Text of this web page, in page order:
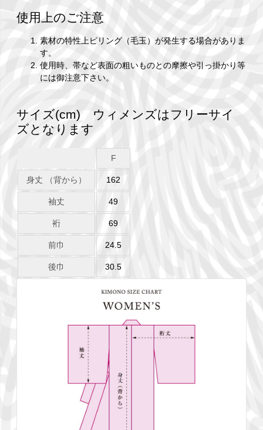
使用上のご注意
素材の特性上ピリング（毛玉）が発生する場合がありま
す。
使用時、帯など表面の粗いものとの摩擦や引っ掛かり等
には御注意下さい。
サイズ(cm) ウィメンズはフリーサイ
ズとなります
F
身丈 （背から） 162
袖丈 49
裄 69
前巾 24.5
後巾 30.5